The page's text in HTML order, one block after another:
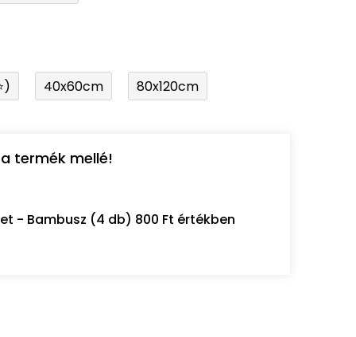
40x60cm 80x120cm
termék mellé!
- Bambusz (4 db) 800 Ft értékben